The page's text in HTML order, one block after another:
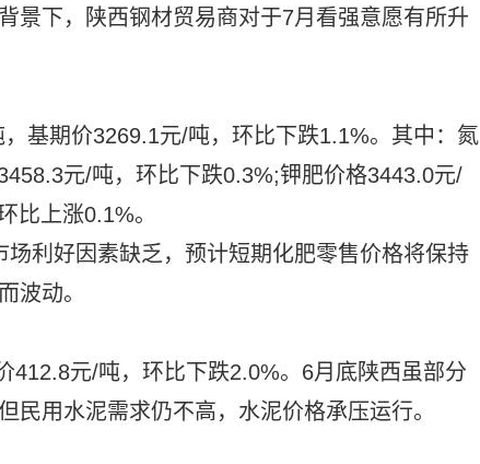
景下，陕西钢材贸易商对于7月看强意愿有所升
基期价3269.1元/吨，环比下跌1.1%。其中：氮
元/吨，环比下跌0.3%;钾肥价格3443.0元/
比上涨0.1%。
利好因素缺乏，预计短期化肥零售价格将保持
波动。
412.8元/吨，环比下跌2.0%。6月底陕西虽部分
用水泥需求仍不高，水泥价格承压运行。